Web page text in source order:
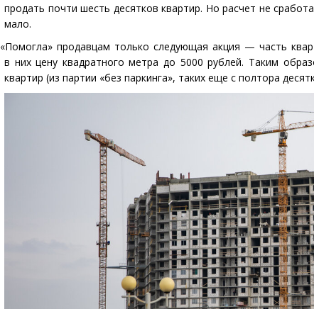
продать почти шесть десятков квартир. Но расчет не
мало.
«Помогла» продавцам только следующая акция — часть
в них цену квадратного метра до 5000 рублей. Таким
квартир (из партии «без паркинга», таких еще с полтора